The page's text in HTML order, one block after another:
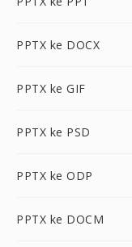
PPTX ke DOCX
PPTX ke GIF
PPTX ke PSD
PPTX ke ODP
PPTX ke DOCM